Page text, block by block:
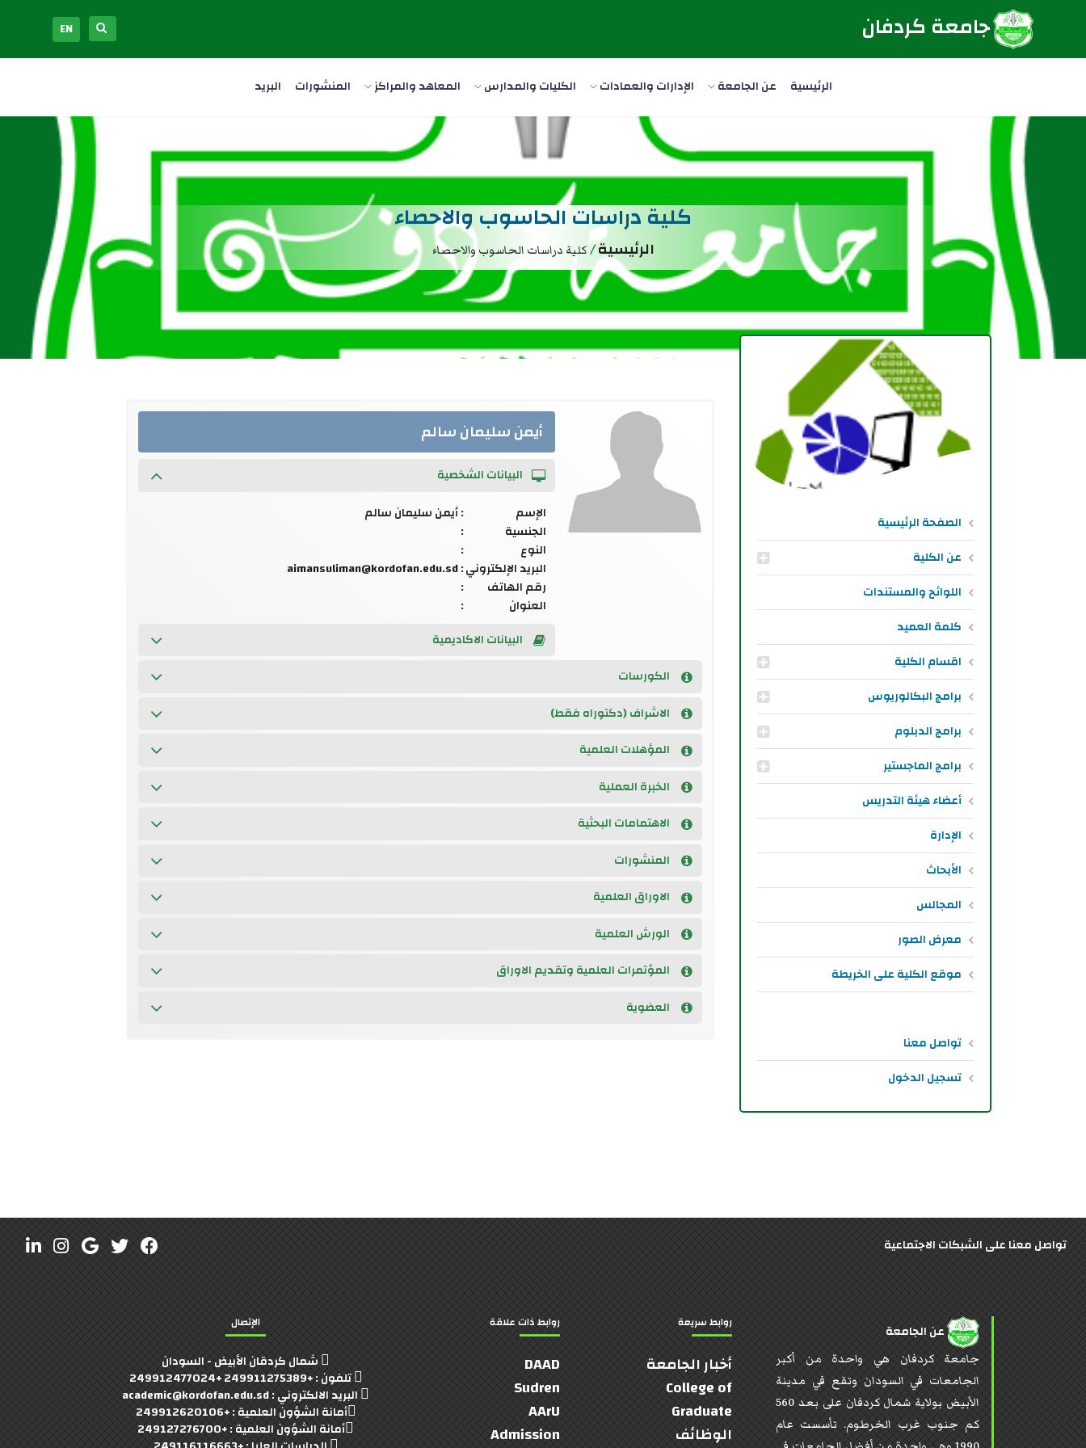
جامعة كردفان EN
الرئيسية عن الجامعة الإدارات والعمادات الكليات والمدارس المعاهد والمراكز المنشورات البريد
كلية دراسات الحاسوب والاحصاء
الرئيسية/كلية دراسات الحاسوب والاحصاء
الصفحة الرئيسية
عن الكلية
اللوائح والمستندات
كلمة العميد
اقسام الكلية
برامج البكالوريوس
برامج الدبلوم
برامج الماجستير
أعضاء هيئة التدريس
الإدارة
الأبحاث
المجالس
معرض الصور
موقع الكلية على الخريطة
تواصل معنا
تسجيل الدخول
أيمن سليمان سالم
البيانات الشخصية
الإسم
: أيمن سليمان سالم
الجنسية
:
النوع
:
البريد الإلكتروني:
aimansuliman@kordofan.edu.sd
رقم الهاتف
:
العنوان
:
البيانات الاكاديمية
الكورسات
الاشراف (دكتوراه فقط)
المؤهلات العلمية
الخبرة العملية
الاهتمامات البحثية
المنشورات
الاوراق العلمية
الورش العلمية
المؤتمرات العلمية وتقديم الاوراق
العضوية
تواصل معنا على الشبكات الاجتماعية
عن الجامعة
جامعة كردفان هي واحدة من أكبر
الجامعات في السودان وتقع في مدينة
الأبيض بولاية شمال كردفان على بعد 560
كم جنوب غرب الخرطوم. تأسست عام
روابط سريعة
أخبار الجامعة
College of
Graduate
الوظائف
روابط ذات علاقة
DAAD
Sudren
AArU
Admission
الإتصال
شمال كردقان الأبيض - السودان
تلفون : +249911275389 +249912477024
البريد الالكتروني : academic@kordofan.edu.sd
أمانة الشؤون العلمية : +249912620106
أمانة الشؤون العلمية : +249127276700